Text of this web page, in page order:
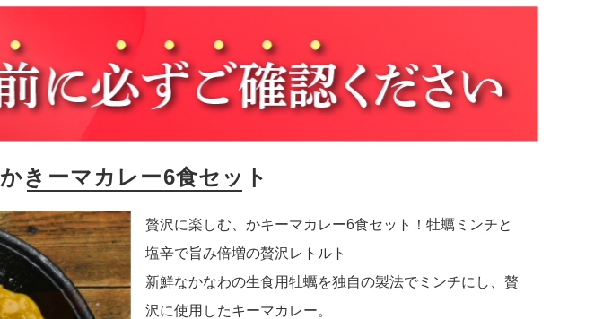
かきーマカレー6食セット
贅沢に楽しむ、かキーマカレー6食セット！牡蠣ミンチと
塩辛で旨み倍増の贅沢レトルト
新鮮なかなわの生食用牡蠣を独自の製法でミンチにし、贅
沢に使用したキーマカレー。